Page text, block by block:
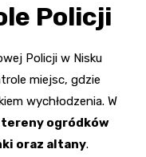
Policji
Policji w Nisku
miejsc, gdzie
wychłodzenia. W
tereny ogródków
oraz altany.